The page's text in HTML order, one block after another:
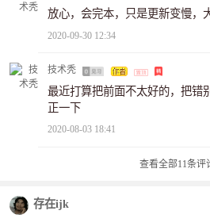
放心，会完本，只是更新变慢，
2020-09-30 12:34
技术秃
最近打算把前面不太好的，把错
正一下
2020-08-03 18:41
查看全部11条评
存在ijk